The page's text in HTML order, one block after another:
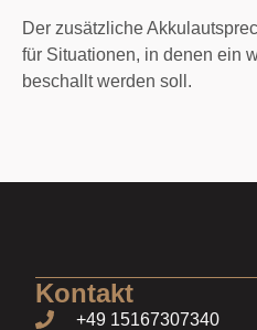
Der zusätzliche
für Situationen, in denen ein
beschallt werden soll.
Kontakt
+49 15167307340